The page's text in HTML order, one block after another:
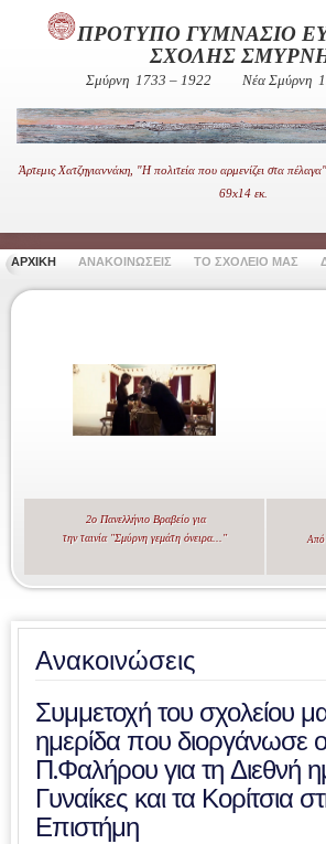
ΠΡΟΤΥΠΟ ΓΥΜΝΑΣΙΟ
ΣΧΟΛΗΣ
Σμύρνη 1733 – 1922 Νέα Σμύρνη
Άρτεμις Χατζηγιαννάκη, "Η πολιτεία που αρμενίζει στα
69x14 εκ.
ΑΡΧΙΚΗ ΑΝΑΚΟΙΝΩΣΕΙΣ ΤΟ ΣΧΟΛΕΙΟ ΜΑΣ
2ο Πανελλήνιο Βραβείο για
την ταινία "Σμύρνη γεμάτη όνειρα..."
Από
Ανακοινώσεις
Συμμετοχή του σχολείου
ημερίδα που διοργάνωσε
Π.Φαλήρου για τη Διεθνή
Γυναίκες και τα Κορίτσια
Επιστήμη